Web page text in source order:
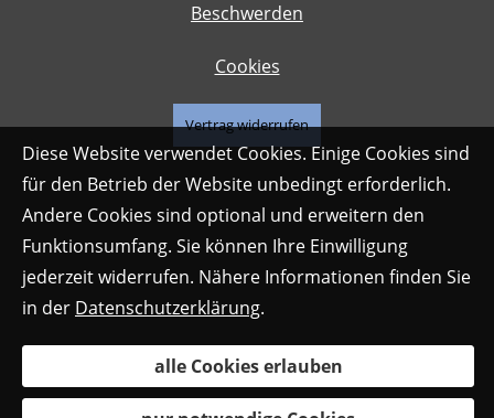
Beschwerden
Cookies
Vertrag widerrufen
Diese Website verwendet Cookies. Einige Cookies sind
für den Betrieb der Website unbedingt erforderlich.
Andere Cookies sind optional und erweitern den
Funktionsumfang. Sie können Ihre Einwilligung
jederzeit widerrufen. Nähere Informationen finden Sie
in der Datenschutzerklärung.
alle Cookies erlauben